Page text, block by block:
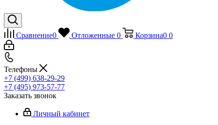
Сравнение0 Отложенные 0 Корзина0 0
Телефоны
+7 (499) 638-29-29
+7 (495) 973-57-77
Заказать звонок
Личный кабинет